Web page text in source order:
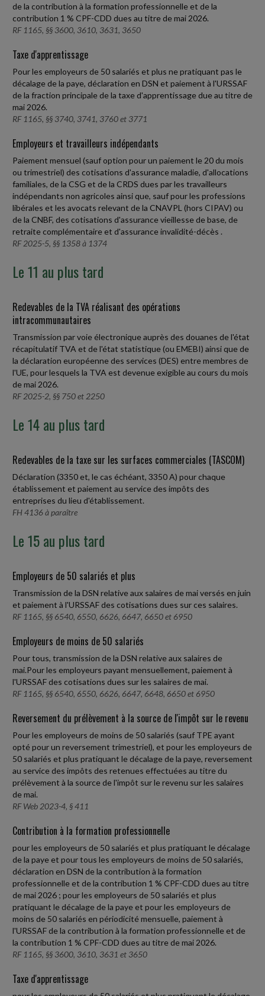
de la contribution à la formation professionnelle et de la
contribution 1 % CPF-CDD dues au titre de mai 2026.
RF 1165, §§ 3600, 3610, 3631, 3650
Taxe d'apprentissage
Pour les employeurs de 50 salariés et plus ne pratiquant pas le
décalage de la paye, déclaration en DSN et paiement à l'URSSAF
de la fraction principale de la taxe d'apprentissage due au titre de
mai 2026.
RF 1165, §§ 3740, 3741, 3760 et 3771
Employeurs et travailleurs indépendants
Paiement mensuel (sauf option pour un paiement le 20 du mois
ou trimestriel) des cotisations d'assurance maladie, d'allocations
familiales, de la CSG et de la CRDS dues par les travailleurs
indépendants non agricoles ainsi que, sauf pour les professions
libérales et les avocats relevant de la CNAVPL (hors CIPAV) ou
de la CNBF, des cotisations d'assurance vieillesse de base, de
retraite complémentaire et d'assurance invalidité-décès .
RF 2025-5, §§ 1358 à 1374
Le 11 au plus tard
Redevables de la TVA réalisant des opérations
intracommunautaires
Transmission par voie électronique auprès des douanes de l'état
récapitulatif TVA et de l'état statistique (ou EMEBI) ainsi que de
la déclaration européenne des services (DES) entre membres de
l'UE, pour lesquels la TVA est devenue exigible au cours du mois
de mai 2026.
RF 2025-2, §§ 750 et 2250
Le 14 au plus tard
Redevables de la taxe sur les surfaces commerciales (TASCOM)
Déclaration (3350 et, le cas échéant, 3350 A) pour chaque
établissement et paiement au service des impôts des
entreprises du lieu d'établissement.
FH 4136 à paraître
Le 15 au plus tard
Employeurs de 50 salariés et plus
Transmission de la DSN relative aux salaires de mai versés en juin
et paiement à l'URSSAF des cotisations dues sur ces salaires.
RF 1165, §§ 6540, 6550, 6626, 6647, 6650 et 6950
Employeurs de moins de 50 salariés
Pour tous, transmission de la DSN relative aux salaires de
mai.Pour les employeurs payant mensuellement, paiement à
l'URSSAF des cotisations dues sur les salaires de mai.
RF 1165, §§ 6540, 6550, 6626, 6647, 6648, 6650 et 6950
Reversement du prélèvement à la source de l'impôt sur le revenu
Pour les employeurs de moins de 50 salariés (sauf TPE ayant
opté pour un reversement trimestriel), et pour les employeurs de
50 salariés et plus pratiquant le décalage de la paye, reversement
au service des impôts des retenues effectuées au titre du
prélèvement à la source de l'impôt sur le revenu sur les salaires
de mai.
RF Web 2023-4, § 411
Contribution à la formation professionnelle
pour les employeurs de 50 salariés et plus pratiquant le décalage
de la paye et pour tous les employeurs de moins de 50 salariés,
déclaration en DSN de la contribution à la formation
professionnelle et de la contribution 1 % CPF-CDD dues au titre
de mai 2026 ; pour les employeurs de 50 salariés et plus
pratiquant le décalage de la paye et pour les employeurs de
moins de 50 salariés en périodicité mensuelle, paiement à
l'URSSAF de la contribution à la formation professionnelle et de
la contribution 1 % CPF-CDD dues au titre de mai 2026.
RF 1165, §§ 3600, 3610, 3631 et 3650
Taxe d'apprentissage